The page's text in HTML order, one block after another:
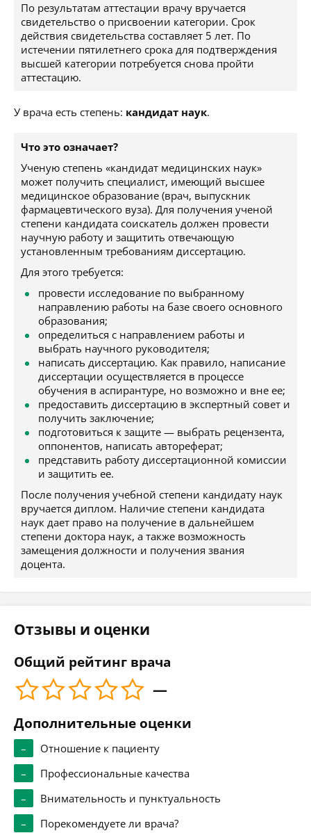
По результатам аттестации врачу вручается
свидетельство о присвоении категории. Срок
действия свидетельства составляет 5 лет. По
истечении пятилетнего срока для подтверждения
высшей категории потребуется снова пройти
аттестацию.
У врача есть степень: кандидат наук.
Что это означает?
Ученую степень «кандидат медицинских наук»
может получить специалист, имеющий высшее
медицинское образование (врач, выпускник
фармацевтического вуза). Для получения ученой
степени кандидата соискатель должен провести
научную работу и защитить отвечающую
установленным требованиям диссертацию.
Для этого требуется:
провести исследование по выбранному
направлению работы на базе своего основного
образования;
определиться с направлением работы и
выбрать научного руководителя;
написать диссертацию. Как правило, написание
диссертации осуществляется в процессе
обучения в аспирантуре, но возможно и вне ее;
предоставить диссертацию в экспертный совет и
получить заключение;
подготовиться к защите — выбрать рецензента,
оппонентов, написать автореферат;
представить работу диссертационной комиссии
и защитить ее.
После получения учебной степени кандидату наук
вручается диплом. Наличие степени кандидата
наук дает право на получение в дальнейшем
степени доктора наук, а также возможность
замещения должности и получения звания
доцента.
Отзывы и оценки
Общий рейтинг врача
—
Дополнительные оценки
–
Отношение к пациенту
–
Профессиональные качества
–
Внимательность и пунктуальность
–
Порекомендуете ли врача?